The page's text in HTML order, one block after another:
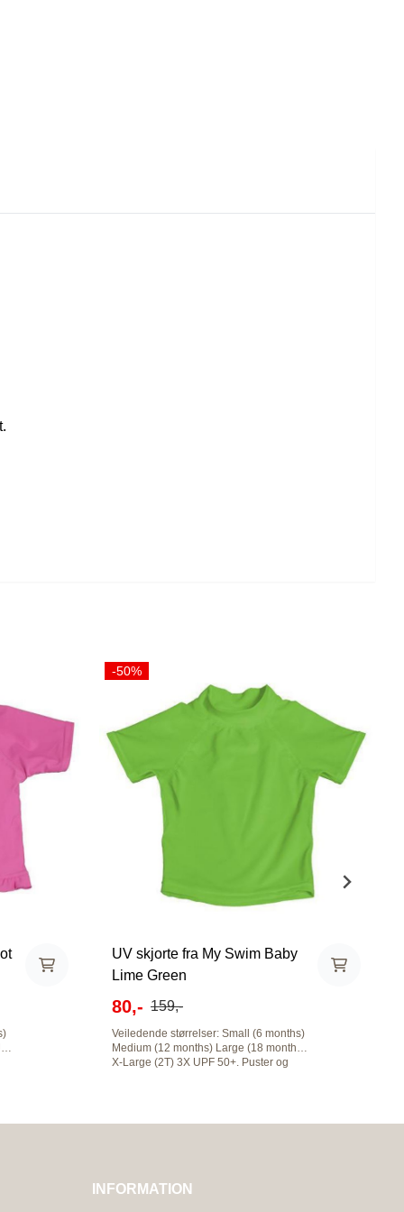
-50%
UV skjorte fra My Swim Baby
Lime Green
80,- 159,-
Veiledende størrelser: Small (6 months)
Medium (12 months) Large (18 months)
X-Large (2T) 3X UPF 50+. Puster og
INFORMATION